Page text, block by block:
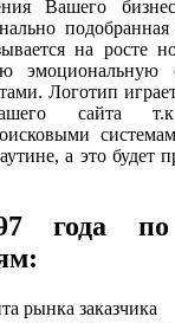
Вашего
на росте
Логотип
сайта
а это будет
года по
рынка заказчика